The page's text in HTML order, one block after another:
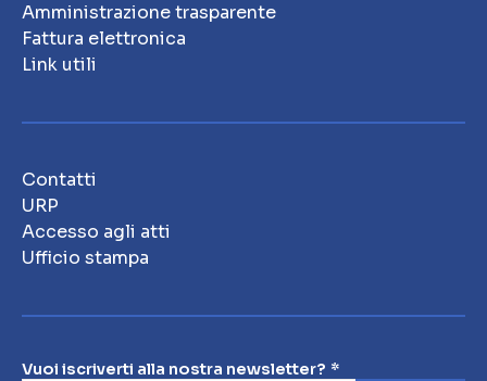
Amministrazione trasparente
Fattura elettronica
Link utili
Contatti
URP
Accesso agli atti
Ufficio stampa
Vuoi iscriverti alla nostra newsletter?